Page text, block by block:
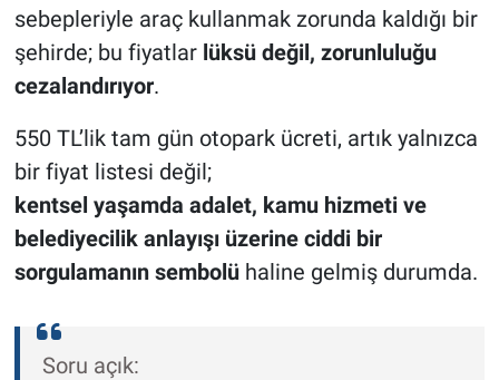
sebepleriyle araç kullanmak zorunda kaldığı bir
şehirde; bu fiyatlar lüksü değil, zorunluluğu
cezalandırıyor.
550 TL’lik tam gün otopark ücreti, artık yalnızca
bir fiyat listesi değil;
kentsel yaşamda adalet, kamu hizmeti ve
belediyecilik anlayışı üzerine ciddi bir
sorgulamanın sembolühaline gelmiş durumda.
Soru açık: